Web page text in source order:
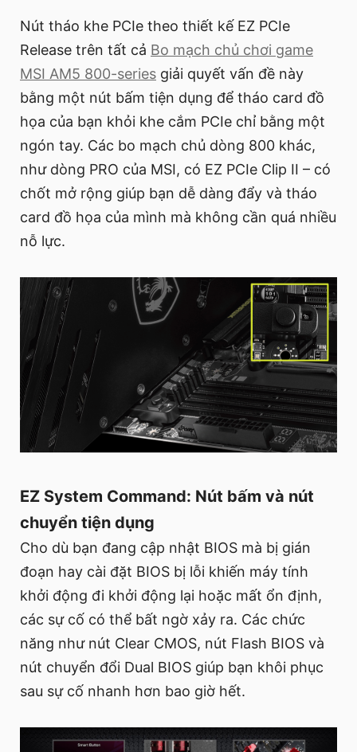
Nút tháo khe PCIe theo thiết kế EZ PCIe
Release trên tất cả Bo mạch chủ chơi game
MSI AM5 800-series giải quyết vấn đề này
bằng một nút bấm tiện dụng để tháo card đồ
họa của bạn khỏi khe cắm PCIe chỉ bằng một
ngón tay. Các bo mạch chủ dòng 800 khác,
như dòng PRO của MSI, có EZ PCIe Clip II – có
chốt mở rộng giúp bạn dễ dàng đẩy và tháo
card đồ họa của mình mà không cần quá nhiều
nỗ lực.
EZ System Command: Nút bấm và nút
chuyển tiện dụng
Cho dù bạn đang cập nhật BIOS mà bị gián
đoạn hay cài đặt BIOS bị lỗi khiến máy tính
khởi động đi khởi động lại hoặc mất ổn định,
các sự cố có thể bất ngờ xảy ra. Các chức
năng như nút Clear CMOS, nút Flash BIOS và
nút chuyển đổi Dual BIOS giúp bạn khôi phục
sau sự cố nhanh hơn bao giờ hết.